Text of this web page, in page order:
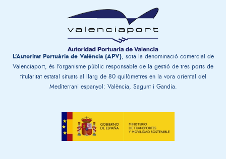
L'Autoritat Portuària de València (APV), sota la denominació comercial de
Valenciaport, és l'organisme públic responsable de la gestió de tres ports de
titularitat estatal situats al llarg de 80 quilòmetres en la vora oriental del
Mediterrani espanyol: València, Sagunt i Gandia.